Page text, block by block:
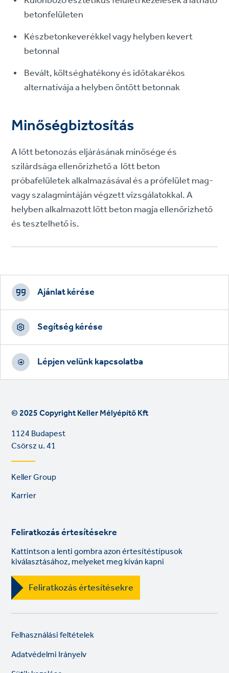
betonfelületen
Készbetonkeverékkel vagy helyben kevert
betonnal
Bevált, költséghatékony és időtakarékos
alternatívája a helyben öntött betonnak
Minőségbiztosítás
A lőtt betonozás eljárásának minősége és
szilárdsága ellenőrizhető a lőtt beton
próbafelületek alkalmazásával és a prófelület mag-
vagy szalagmintáján végzett vizsgálatokkal. A
helyben alkalmazott lőtt beton magja ellenőrizhető
és tesztelhető is.
Footer
CTAs
Ajánlat kérése
Segítség kérése
Lépjen velünk kapcsolatba
© 2025 Copyright Keller Mélyépítő Kft
1124 Budapest
Csörsz u. 41
Footer
links
Keller Group
Karrier
Feliratkozás értesítésekre
Kattintson a lenti gombra azon értesítéstípusok
kiválasztásához, melyeket meg kíván kapni
Feliratkozás értesítésekre
Legal
Felhasználási feltételek
Adatvédelmi Irányelv